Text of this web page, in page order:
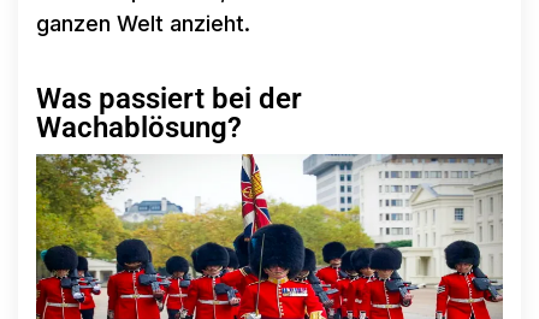
ganzen Welt anzieht.
Was passiert bei der
Wachablösung?